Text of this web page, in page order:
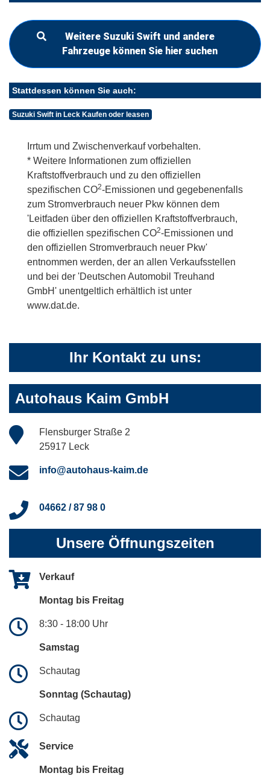
Weitere Suzuki Swift und andere
Fahrzeuge können Sie hier suchen
Stattdessen können Sie auch:
Suzuki Swift in Leck Kaufen oder leasen
Irrtum und Zwischenverkauf vorbehalten.
* Weitere Informationen zum offiziellen
Kraftstoffverbrauch und zu den offiziellen
spezifischen CO2-Emissionen und gegebenenfalls
zum Stromverbrauch neuer Pkw können dem
'Leitfaden über den offiziellen Kraftstoffverbrauch,
die offiziellen spezifischen CO2-Emissionen und
den offiziellen Stromverbrauch neuer Pkw'
entnommen werden, der an allen Verkaufsstellen
und bei der 'Deutschen Automobil Treuhand
GmbH' unentgeltlich erhältlich ist unter
www.dat.de.
Ihr Kontakt zu uns:
Autohaus Kaim GmbH
Flensburger Straße 2
25917 Leck
info@autohaus-kaim.de
04662 / 87 98 0
Unsere Öffnungszeiten
Verkauf
Montag bis Freitag
8:30 - 18:00 Uhr
Samstag
Schautag
Sonntag (Schautag)
Schautag
Service
Montag bis Freitag